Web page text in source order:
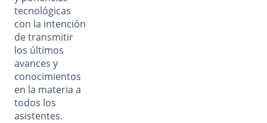
tecnológicas
con la intención
de transmitir
los últimos
avances y
conocimientos
en la materia a
todos los
asistentes.